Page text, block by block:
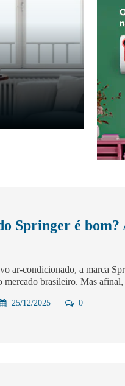
Springer é bom?
ar-condicionado, a marca
mercado brasileiro. Mas
25/12/2025 0